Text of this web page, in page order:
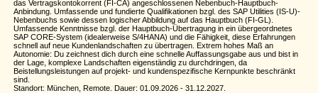
das Vertragskontokorrent (FI-CA) angeschlossenen Nebenbuch-Hauptbuch-
Anbindung. Umfassende und fundierte Qualifikationen bzgl. des SAP Utilities (IS-U)-
Nebenbuchs sowie dessen logischer Abbildung auf das Hauptbuch (FI-GL).
Umfassende Kenntnisse bzgl. der Hauptbuch-Übertragung in ein übergeordnetes
SAP CORE-System (idealerweise S/4HANA) und die Fähigkeit, diese Erfahrungen
schnell auf neue Kundenlandschaften zu übertragen. Extrem hohes Maß an
Autonomie: Du zeichnest dich durch eine schnelle Auffassungsgabe aus und bist in
der Lage, komplexe Landschaften eigenständig zu durchdringen, da
Beistellungsleistungen auf projekt- und kundenspezifische Kernpunkte beschränkt
sind.
Standort: München, Remote. Dauer: 01.09.2026 - 31.12.2027.